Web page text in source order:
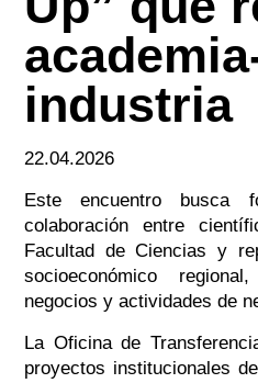
industria
22.04.2026
Este encuentro busca
colaboración entre
Facultad de Ciencias y
socioeconómico
negocios y actividades de
La Oficina de
proyectos institucionales